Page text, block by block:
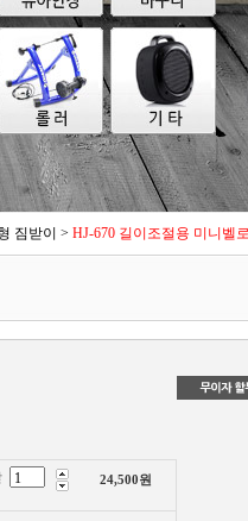
짐받이 > HJ-670 길이조절용 미니벨
24,500원